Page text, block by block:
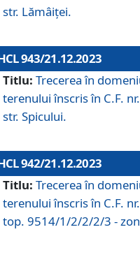
str. Lămâiței.
943/21.12.2023
Titlu: Trecerea în
terenului înscris în C.F.
str. Spicului.
942/21.12.2023
Titlu: Trecerea în
terenului înscris în C.F.
top. 9514/1/2/2/2/3 -